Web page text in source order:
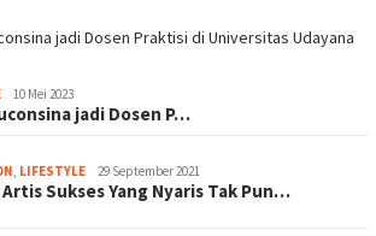
10 Mei 2023
jadi Dosen P…
, LIFESTYLE 29 September 2021
Sukses Yang Nyaris Tak Pun…